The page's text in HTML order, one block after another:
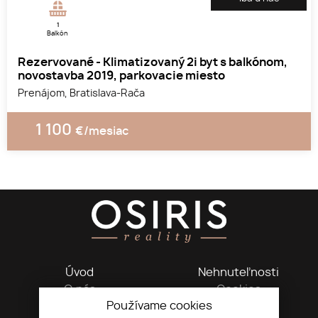
1
Balkón
Rezervované - Klimatizovaný 2i byt s balkónom,
novostavba 2019, parkovacie miesto
Prenájom, Bratislava-Rača
1 100 €/mesiac
Úvod
O nás
Nehnuteľnosti
Cookies
Používame cookies